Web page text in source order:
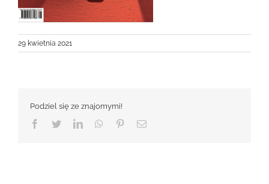
29 kwietnia 2021
Podziel się ze znajomymi!
Facebook
TwitterLinkedInWhatsApp
PinterestEmail